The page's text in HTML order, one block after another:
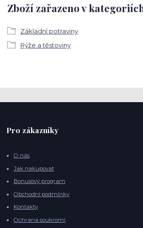
Zboží zařazeno v
Základní potraviny
Rýže a těstoviny
Pro zákazníky
O nás
Jak nakupovat
Bonusový program
Obchodní podmínky
Kontakty
Ochrana soukromí